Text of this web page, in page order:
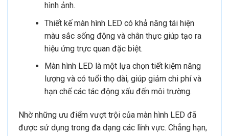
hình ảnh.
Thiết kế màn hình LED có khả năng tái hiện
màu sắc sống động và chân thực giúp tạo ra
hiệu ứng trực quan đặc biệt.
Màn hình LED là một lựa chọn tiết kiệm năng
lượng và có tuổi thọ dài, giúp giảm chi phí và
hạn chế các tác động xấu đến môi trường.
Nhờ những ưu điểm vượt trội của màn hình LED đã
được sử dụng trong đa dạng các lĩnh vực. Chẳng hạn,